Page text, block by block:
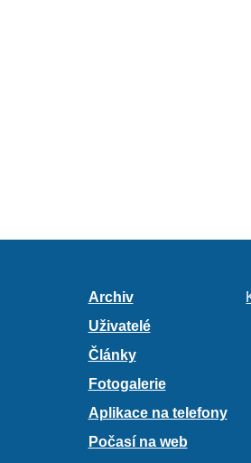
Archiv
Uživatelé
Články
Fotogalerie
Aplikace na telefony
Počasí na web